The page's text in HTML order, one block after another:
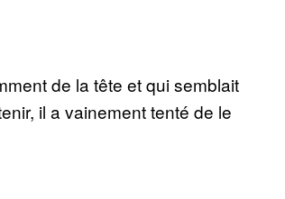
de la tête et qui semblait
il a vainement tenté de le